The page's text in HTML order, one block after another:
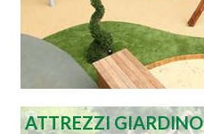
ATTREZZI GIARDINO